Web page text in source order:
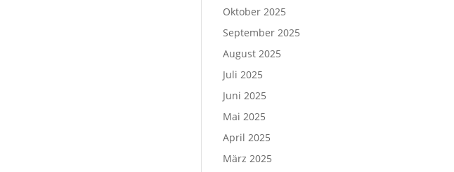
Oktober 2025
September 2025
August 2025
Juli 2025
Juni 2025
Mai 2025
April 2025
März 2025